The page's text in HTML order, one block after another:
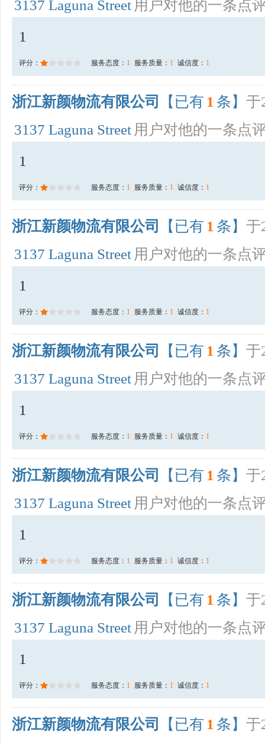
3137 Laguna Street 用户对他的一条点
1
评分： 服务态度： 1 服务质量： 1 诚信度： 1
浙江新颜物流有限公司 【已有 1 条】 于
3137 Laguna Street 用户对他的一条点
1
评分： 服务态度： 1 服务质量： 1 诚信度： 1
浙江新颜物流有限公司 【已有 1 条】 于
3137 Laguna Street 用户对他的一条点
1
评分： 服务态度： 1 服务质量： 1 诚信度： 1
浙江新颜物流有限公司 【已有 1 条】 于
3137 Laguna Street 用户对他的一条点
1
评分： 服务态度： 1 服务质量： 1 诚信度： 1
浙江新颜物流有限公司 【已有 1 条】 于
3137 Laguna Street 用户对他的一条点
1
评分： 服务态度： 1 服务质量： 1 诚信度： 1
浙江新颜物流有限公司 【已有 1 条】 于
3137 Laguna Street 用户对他的一条点
1
评分： 服务态度： 1 服务质量： 1 诚信度： 1
浙江新颜物流有限公司 【已有 1 条】 于